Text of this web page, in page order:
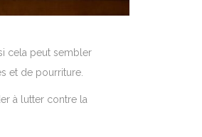
cela peut sembler
et de pourriture.
à lutter contre la